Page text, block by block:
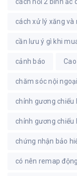
cách xử lý xăng
cần lưu ý gì khi
cảnh báo
chăm sóc nội
chỉnh gương chiếu
chỉnh gương chiếu
chứng nhận bảo
có nên remap